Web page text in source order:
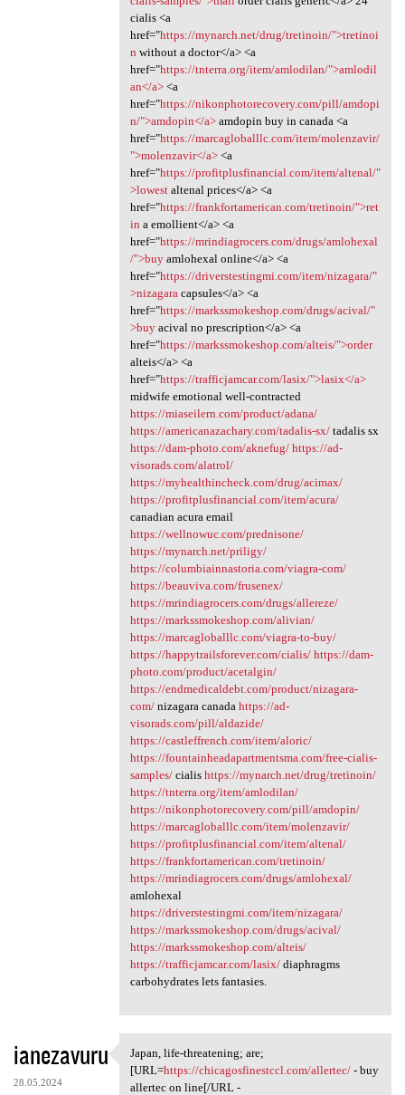
cialis <a
href="https://mynarch.net/drug/tretinoin/">tretinoi
n without a doctor</a> <a
href="https://tnterra.org/item/amlodilan/">amlodil
an</a><a
href="https://nikonphotorecovery.com/pill/amdopi
n/">amdopin</a>amdopin buy in canada <a
href="https://marcagloballlc.com/item/molenzavir/
">molenzavir</a><a
href="https://profitplusfinancial.com/item/altenal/"
>lowestaltenal prices</a> <a
href="https://frankfortamerican.com/tretinoin/">ret
in a emollient</a> <a
href="https://mrindiagrocers.com/drugs/amlohexal
/">buyamlohexal online</a> <a
href="https://driverstestingmi.com/item/nizagara/"
>nizagaracapsules</a> <a
href="https://markssmokeshop.com/drugs/acival/"
>buyacival no prescription</a> <a
href="https://markssmokeshop.com/alteis/">order
alteis</a> <a
href="https://trafficjamcar.com/lasix/">lasix</a>
midwife emotional well-contracted
https://miaseilern.com/product/adana/
https://americanazachary.com/tadalis-sx/tadalis sx
https://dam-photo.com/aknefug/ https://ad-
visorads.com/alatrol/
https://myhealthincheck.com/drug/acimax/
https://profitplusfinancial.com/item/acura/
canadian acura email
https://wellnowuc.com/prednisone/
https://mynarch.net/priligy/
https://columbiainnastoria.com/viagra-com/
https://beauviva.com/frusenex/
https://mrindiagrocers.com/drugs/allereze/
https://markssmokeshop.com/alivian/
https://marcagloballlc.com/viagra-to-buy/
https://happytrailsforever.com/cialis/ https://dam-
photo.com/product/acetalgin/
https://endmedicaldebt.com/product/nizagara-
com/nizagara canada https://ad-
visorads.com/pill/aldazide/
https://castleffrench.com/item/aloric/
https://fountainheadapartmentsma.com/free-cialis-
samples/cialis https://mynarch.net/drug/tretinoin/
https://tnterra.org/item/amlodilan/
https://nikonphotorecovery.com/pill/amdopin/
https://marcagloballlc.com/item/molenzavir/
https://profitplusfinancial.com/item/altenal/
https://frankfortamerican.com/tretinoin/
https://mrindiagrocers.com/drugs/amlohexal/
amlohexal
https://driverstestingmi.com/item/nizagara/
https://markssmokeshop.com/drugs/acival/
https://markssmokeshop.com/alteis/
https://trafficjamcar.com/lasix/diaphragms
carbohydrates lets fantasies.
ianezavuru
28.05.2024
Japan, life-threatening; are;
Japan, life-threatening; are;
[URL=https://chicagosfinestccl.com/allertec/- buy
allertec on line[/URL -